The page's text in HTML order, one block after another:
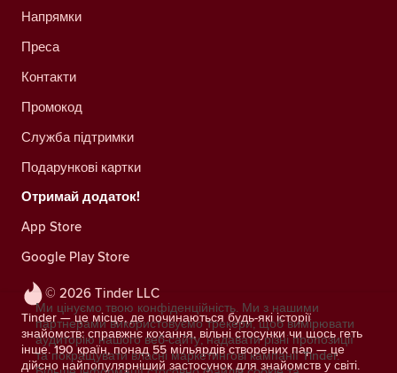
© 2026 Tinder LLC
Tinder — це місце, де починаються будь-які історії
знайомств: справжнє кохання, вільні стосунки чи щось геть
інше. 190 країн, понад 55 мільярдів створених пар — це
дійсно найпопулярніший застосунок для знайомств у світі.
Напрямки
Преса
Контакти
Промокод
Служба підтримки
Подарункові картки
Отримай додаток!
App Store
Google Play Store
Ми цінуємо твою конфіденційність. Ми з нашими
партнерами використовуємо трекери, щоб вимірювати
аудиторію нашого веб-сайту, надавати різні пропозиції
та покращувати власні маркетингові кампанії Tinder.